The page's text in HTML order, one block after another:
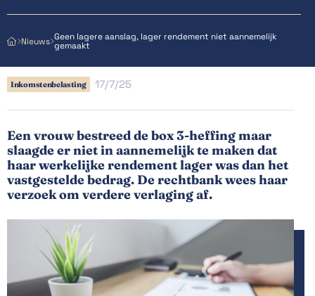
NieuwsGeen lagere aanslag, lager rendement niet aannemelijk
gemaakt
Inkomstenbelasting 17/7/25
Een vrouw bestreed de box 3-heffing maar
slaagde er niet in aannemelijk te maken dat
haar werkelijke rendement lager was dan het
vastgestelde bedrag. De rechtbank wees haar
verzoek om verdere verlaging af.